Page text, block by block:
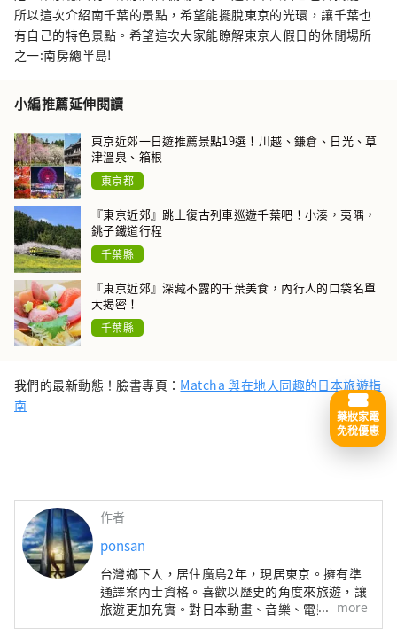
所以這次介紹南千葉的景點，希望能擺脫東京的光環，讓千葉也
有自己的特色景點。希望這次大家能瞭解東京人假日的休閒場所
之一:南房總半島!
小編推薦延伸閱讀
東京近郊一日遊推薦景點19選！川越、鎌倉、日光、草
津溫泉、箱根
東京都
『東京近郊』跳上復古列車巡遊千葉吧！小湊，夷隅，
銚子鐵道行程
千葉縣
『東京近郊』深藏不露的千葉美食，內行人的口袋名單
大揭密！
千葉縣
我們的最新動態！臉書專頁： Matcha 與在地人同趣的日本旅遊指
南
作者
ponsan
台灣鄉下人，居住廣島2年，現居東京。擁有準
通譯案內士資格。喜歡以歷史的角度來旅遊，讓
旅遊更加充實。對日本動畫、音樂、電影、體
育、歷史、地理非常感興趣。instagram:
more
藥妝家電
免稅優惠